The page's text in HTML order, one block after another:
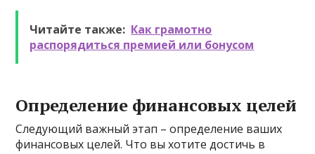
Читайте также: Как грамотно
распорядиться премией или бонусом
Определение финансовых целей
Следующий важный этап – определение ваших
финансовых целей. Что вы хотите достичь в